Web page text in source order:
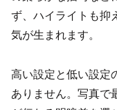
ず、ハイライトも抑
気が生まれます。
高い設定と低い設定
ありません。写真で